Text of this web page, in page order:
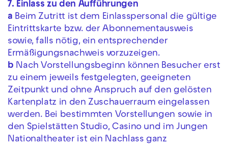
7. Einlass zu den Aufführungen
a Beim Zutritt ist dem Einlasspersonal die gültige
Eintrittskarte bzw. der Abonnementausweis
sowie, falls nötig, ein entsprechender
Ermäßigungsnachweis vorzuzeigen.
b Nach Vorstellungsbeginn können Besucher erst
zu einem jeweils festgelegten, geeigneten
Zeitpunkt und ohne Anspruch auf den gelösten
Kartenplatz in den Zuschauerraum eingelassen
werden. Bei bestimmten Vorstellungen sowie in
den Spielstätten Studio, Casino und im Jungen
Nationaltheater ist ein Nachlass ganz